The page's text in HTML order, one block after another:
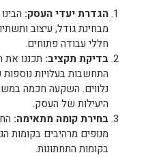
הגדרת יעדי העסק:
מבחינת גודל, עיצוב
חללי עבודה פתוחים.
בדיקת תקציב: תכננו
התחשבות בעלויות
נלווים. השקעה חכמה
היעילות של העסק.
בחירת קומה מתאימה:
מנופים מרהיבים בקומות
בקומות התחתונות.